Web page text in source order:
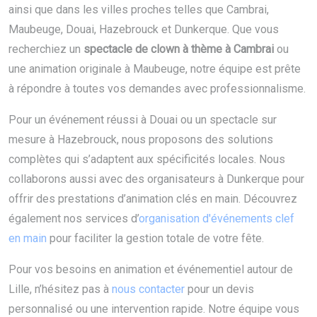
ainsi que dans les villes proches telles que Cambrai,
Maubeuge, Douai, Hazebrouck et Dunkerque. Que vous
recherchiez un spectacle de clown à thème à Cambrai ou
une animation originale à Maubeuge, notre équipe est prête
à répondre à toutes vos demandes avec professionnalisme.
Pour un événement réussi à Douai ou un spectacle sur
mesure à Hazebrouck, nous proposons des solutions
complètes qui s’adaptent aux spécificités locales. Nous
collaborons aussi avec des organisateurs à Dunkerque pour
offrir des prestations d’animation clés en main. Découvrez
également nos services d’organisation d'événements clef
en main pour faciliter la gestion totale de votre fête.
Pour vos besoins en animation et événementiel autour de
Lille, n’hésitez pas à nous contacter pour un devis
personnalisé ou une intervention rapide. Notre équipe vous